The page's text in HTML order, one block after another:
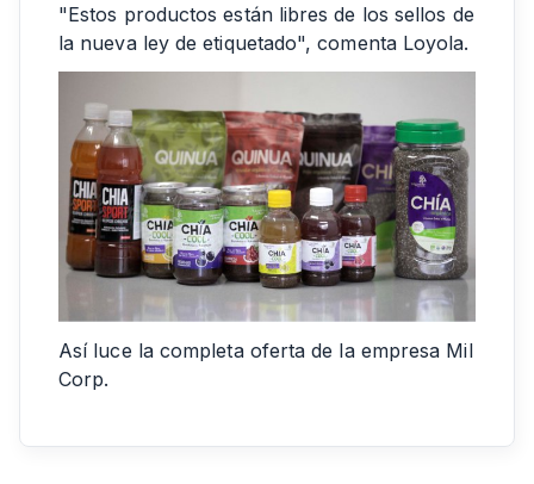
"Estos productos están libres de los sellos de
la nueva ley de etiquetado", comenta Loyola.
Así luce la completa oferta de la empresa Mil
Corp.